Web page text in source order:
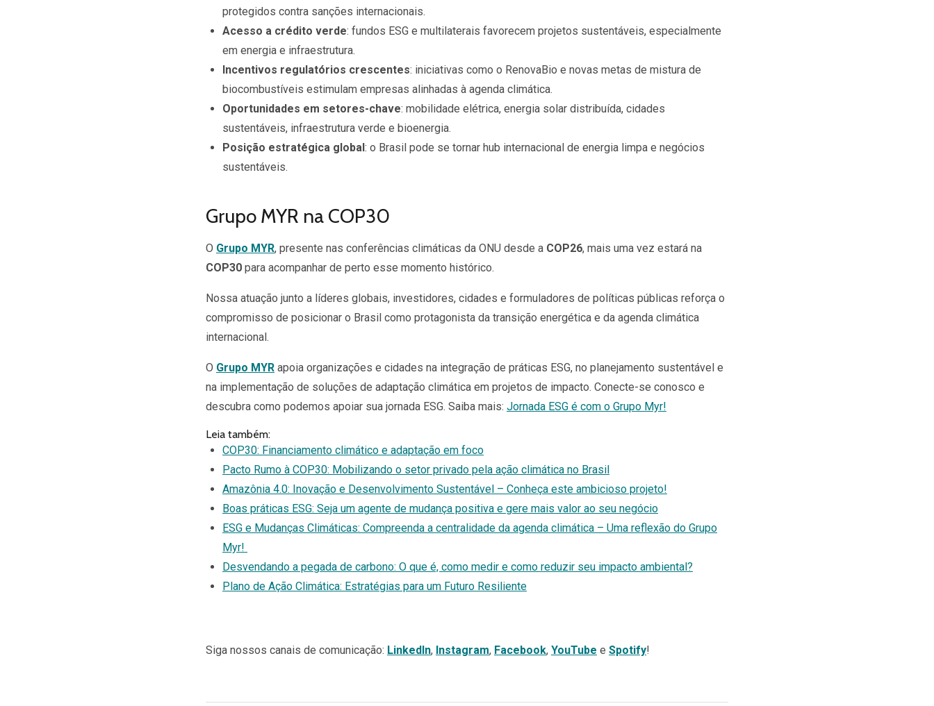
protegidos contra sanções internacionais.
Acesso a crédito verde: fundos ESG e multilaterais favorecem projetos sustentáveis, especialmente
em energia e infraestrutura.
Incentivos regulatórios crescentes: iniciativas como o RenovaBio e novas metas de mistura de
biocombustíveis estimulam empresas alinhadas à agenda climática.
Oportunidades em setores-chave: mobilidade elétrica, energia solar distribuída, cidades
sustentáveis, infraestrutura verde e bioenergia.
Posição estratégica global : o Brasil pode se tornar hub internacional de energia limpa e negócios
sustentáveis.
Grupo MYR na COP30
O Grupo MYR, presente nas conferências climáticas da ONU desde a COP26, mais uma vez estará na
COP30 para acompanhar de perto esse momento histórico.
Nossa atuação junto a líderes globais, investidores, cidades e formuladores de políticas públicas reforça o
compromisso de posicionar o Brasil como protagonista da transição energética e da agenda climática
internacional.
O Grupo MYR apoia organizações e cidades na integração de práticas ESG, no planejamento sustentável e
na implementação de soluções de adaptação climática em projetos de impacto. Conecte-se conosco e
descubra como podemos apoiar sua jornada ESG. Saiba mais: Jornada ESG é com o Grupo Myr!
Leia também:
COP30: Financiamento climático e adaptação em foco
Pacto Rumo à COP30: Mobilizando o setor privado pela ação climática no Brasil
Amazônia 4.0: Inovação e Desenvolvimento Sustentável – Conheça este ambicioso projeto!
Boas práticas ESG: Seja um agente de mudança positiva e gere mais valor ao seu negócio
ESG e Mudanças Climáticas: Compreenda a centralidade da agenda climática – Uma reflexão do Grupo
Myr!
Desvendando a pegada de carbono: O que é, como medir e como reduzir seu impacto ambiental?
Plano de Ação Climática: Estratégias para um Futuro Resiliente
Siga nossos canais de comunicação: LinkedIn, Instagram, Facebook, YouTube e Spotify!